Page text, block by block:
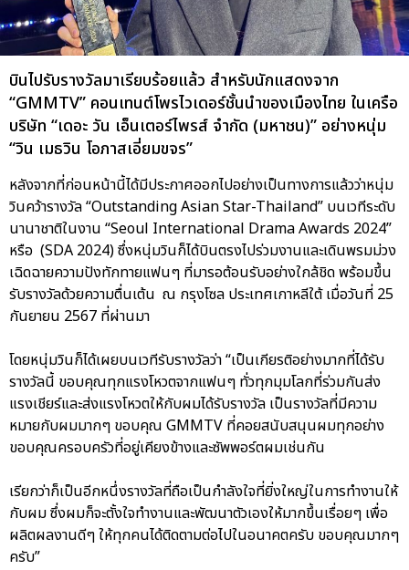
บินไปรับรางวัลมาเรียบร้อยแล้ว สำหรับนักแสดงจาก
“GMMTV” คอนเทนต์โพรไวเดอร์ชั้นนำของเมืองไทย ในเครือ
บริษัท “เดอะ วัน เอ็นเตอร์ไพรส์ จำกัด (มหาชน)” อย่างหนุ่ม
“วิน เมธวิน โอภาสเอี่ยมขจร”
หลังจากที่ก่อนหน้านี้ได้มีประกาศออกไปอย่างเป็นทางการแล้วว่าหนุ่ม
วินคว้ารางวัล “Outstanding Asian Star-Thailand” บนเวทีระดับ
นานาชาติในงาน “Seoul International Drama Awards 2024”
หรือ (SDA 2024) ซึ่งหนุ่มวินก็ได้บินตรงไปร่วมงานและเดินพรมม่วง
เฉิดฉายความปังทักทายแฟนๆ ที่มารอต้อนรับอย่างใกล้ชิด พร้อมขึ้น
รับรางวัลด้วยความตื่นเต้น ณ กรุงโซล ประเทศเกาหลีใต้ เมื่อวันที่ 25
กันยายน 2567 ที่ผ่านมา
โดยหนุ่มวินก็ได้เผยบนเวทีรับรางวัลว่า “เป็นเกียรติอย่างมากที่ได้รับ
รางวัลนี้ ขอบคุณทุกแรงโหวตจากแฟนๆ ทั่วทุกมุมโลกที่ร่วมกันส่ง
แรงเชียร์และส่งแรงโหวตให้กับผมได้รับรางวัล เป็นรางวัลที่มีความ
หมายกับผมมากๆ ขอบคุณ GMMTV ที่คอยสนับสนุนผมทุกอย่าง
ขอบคุณครอบครัวที่อยู่เคียงข้างและซัพพอร์ตผมเช่นกัน
เรียกว่าก็เป็นอีกหนึ่งรางวัลที่ถือเป็นกำลังใจที่ยิ่งใหญ่ในการทำงานให้
กับผม ซึ่งผมก็จะตั้งใจทำงานและพัฒนาตัวเองให้มากขึ้นเรื่อยๆ เพื่อ
ผลิตผลงานดีๆ ให้ทุกคนได้ติดตามต่อไปในอนาคตครับ ขอบคุณมากๆ
ครับ”